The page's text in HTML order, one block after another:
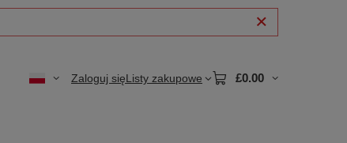
Zaloguj sięListy zakupowe £0.00